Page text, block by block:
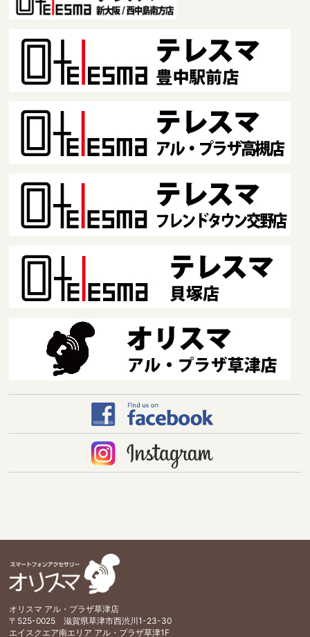
オリスマ アル・プラザ草津店
〒525-0025 滋賀県草津市西渋川1-23-30
エイスクエア南エリア アル・プラザ草津1F